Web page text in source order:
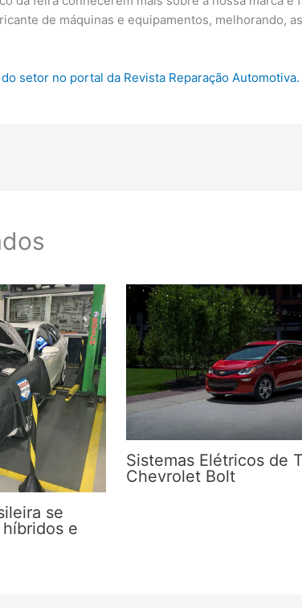
de máquinas e equipamentos, melhorando,
setor no portal da Revista Reparação Automotiva.
se
e
Sistemas Elétricos de
Chevrolet Bolt